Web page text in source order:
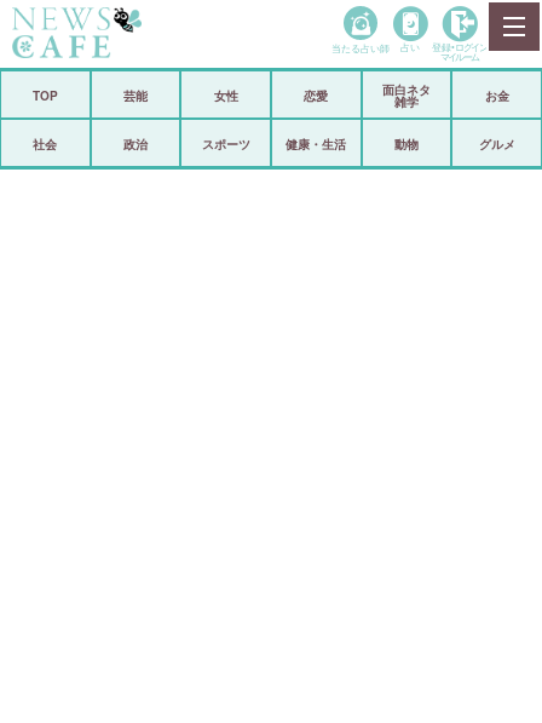
政治
当たる占い師 占い 登録• ログイン
マイルーム
TOP 芸能 女性 恋愛
面白ネタ
雑学
お金
社会 政治 スポーツ 健康・生活 動物 グルメ